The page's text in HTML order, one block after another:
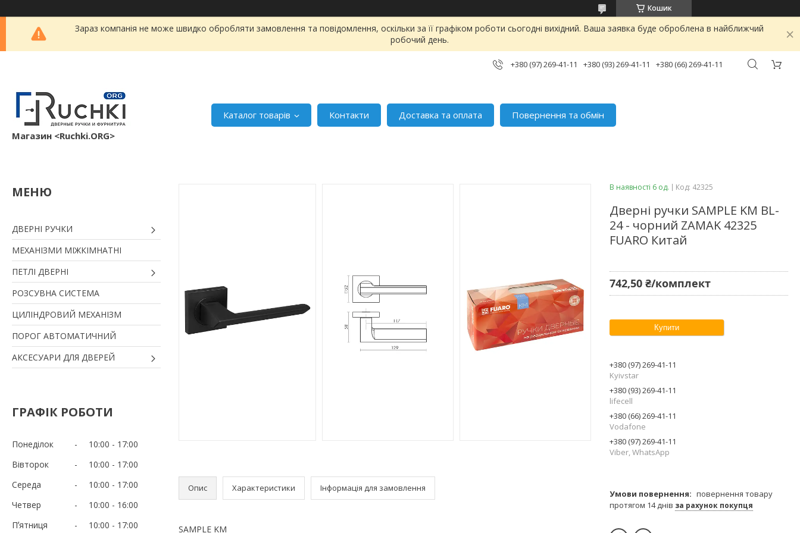
Кошик
Зараз компанія не може швидко обробляти замовлення та повідомлення, оскільки за її графіком роботи сьогодні вихідний. Ваша заявка буде оброблена в найближчий
робочий день.
+380 (97) 269-41-11 +380 (93) 269-41-11 +380 (66) 269-41-11
Магазин <Ruchki.ORG>
Каталог товарів Контакти Доставка та оплата Повернення та обмін
ДВЕРНІ РУЧКИ
МЕХАНІЗМИ МІЖКІМНАТНІ
ПЕТЛІ ДВЕРНІ
РОЗСУВНА СИСТЕМА
ЦИЛІНДРОВИЙ МЕХАНІЗМ
ПОРОГ АВТОМАТИЧНИЙ
АКСЕСУАРИ ДЛЯ ДВЕРЕЙ
ГРАФІК РОБОТИ
Понеділок 10:00
17:00
Вівторок
10:00
17:00
Середа
10:00
17:00
Четвер
10:00
16:00
Пʼятниця
10:00
17:00
Опис Характеристики Інформація для замовлення
SAMPLE KM
В наявності 6 од. Код: 42325
Дверні ручки SAMPLE KM BL-
24 - чорний ZAMAK 42325
FUARO Китай
742,50 ₴/комплект
Купити
+380 (97) 269-41-11
Kyivstar
+380 (93) 269-41-11
lifecell
+380 (66) 269-41-11
Vodafone
+380 (97) 269-41-11
Viber, WhatsApp
повернення товару
протягом 14 днів за рахунок покупця